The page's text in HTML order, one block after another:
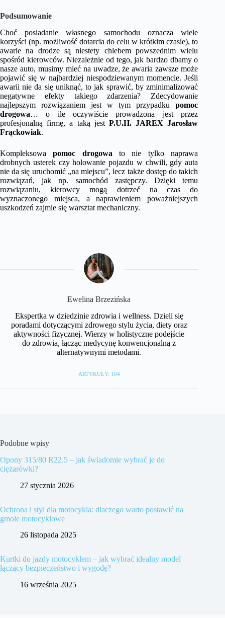
Podsumowanie
Choć posiadanie własnego samochodu oznacza wiele
korzyści (np. możliwość dotarcia do celu w krótkim czasie), to
awarie na drodze są niestety chlebem powszednim wielu
spośród kierowców. Niezależnie od tego, jak bardzo dbamy o
nasze auto, musimy mieć na uwadze, że awaria zawsze może
pojawić się w najbardziej niespodziewanym momencie. Jeśli
awarii nie da się uniknąć, to jak sprawić, by zminimalizować
negatywne efekty takiego zdarzenia? Zdecydowanie
najlepszym rozwiązaniem jest w tym przypadkupomoc
drogowa… o ile oczywiście prowadzona jest przez
profesjonalną firmę, a taką jest P.U.H. JAREX Jarosław
Frąckowiak.
Kompleksowapomoc drogowato nie tylko naprawa
drobnych usterek czy holowanie pojazdu w chwili, gdy auta
nie da się uruchomić „na miejscu”, lecz także dostęp do takich
rozwiązań, jak np. samochód zastępczy. Dzięki temu
rozwiązaniu, kierowcy mogą dotrzeć na czas do
wyznaczonego miejsca, a naprawieniem poważniejszych
uszkodzeń zajmie się warsztat mechaniczny.
Ewelina Brzezińska
Ekspertka w dziedzinie zdrowia i wellness. Dzieli się
poradami dotyczącymi zdrowego stylu życia, diety oraz
aktywności fizycznej. Wierzy w holistyczne podejście
do zdrowia, łącząc medycynę konwencjonalną z
alternatywnymi metodami.
ARTYKUŁY: 104
Podobne wpisy
Opony 315/80 R22.5 – jak świadomie wybrać je do
ciężarówki?
27 stycznia 2026
Ochrona i styl dla motocykla: dlaczego warto postawić na
gmole motocyklowe
26 listopada 2025
Kurtki do jazdy motocyklem – jak wybrać idealny model
łączący bezpieczeństwo i wygodę?
16 września 2025